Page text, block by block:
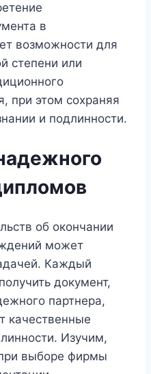
в
возможности для
степени или
при этом сохраняя
и подлинности.
об окончании
может
Каждый
документ,
партнера,
качественные
Изучим,
выборе фирмы